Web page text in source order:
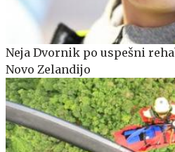
Neja Dvornik po uspešni
Novo Zelandijo